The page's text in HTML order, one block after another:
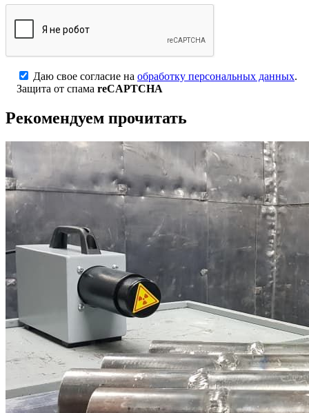
Даю свое согласие на обработку персональных данных.
Защита от спама reCAPTCHA
Рекомендуем прочитать